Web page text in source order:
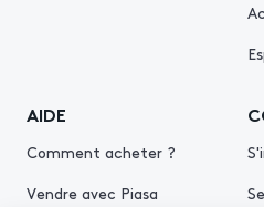
AIDE
Comment acheter ?
Vendre avec Piasa